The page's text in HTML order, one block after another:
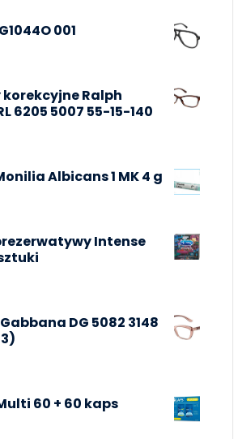
001
Ralph
6205 5007 55-15-140
Albicans 1 MK 4 g
Intense
DG 5082 3148
60 + 60 kaps